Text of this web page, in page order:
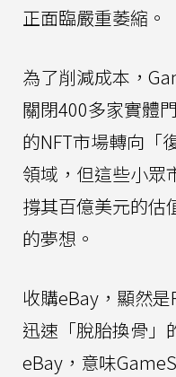
正面臨嚴重萎縮。
為了削減成本，
關閉400多家實體
的NFT市場轉向「
領域，但這些小眾
撐其百億美元的估
的夢想。
收購eBay，顯然
迅速「脫胎換骨」
eBay，意味